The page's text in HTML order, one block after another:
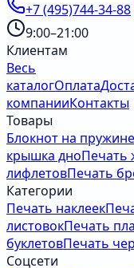
+7 (495)744-34-88
9:00–21:00
Клиентам
Весь
каталогОплата
компанииКонтакты
Товары
Блокнот на пружине
крышка дноПечать
лифлетовПечать
Категории
Печать наклеек
листовокПечать
буклетовПечать
Соцсети